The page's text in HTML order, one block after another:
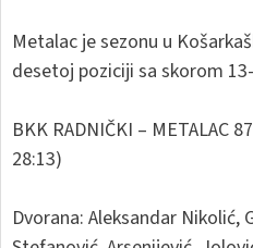
Metalac je sezonu u
desetoj poziciji sa skorom
BKK RADNIČKI – METALAC
28:13)
Dvorana: Aleksandar Nikolić,